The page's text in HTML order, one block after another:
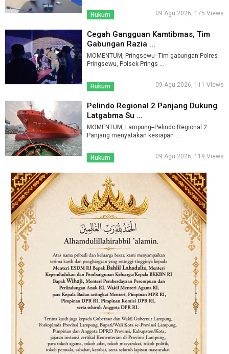
Hukum 09 Agu 2026, 175 Views
Cegah Gangguan Kamtibmas, Tim
Gabungan Razia ...
MOMENTUM, Pringsewu--Tim gabungan Polres
Pringsewu, Polsek Prings ...
Hukum 09 Agu 2026, 111 Views
Pelindo Regional 2 Panjang Dukung
Latgabma Su ...
MOMENTUM, Lampung--Pelindo Regional 2
Panjang menyatakan kesiapan ...
Hukum 09 Agu 2026, 119 Views